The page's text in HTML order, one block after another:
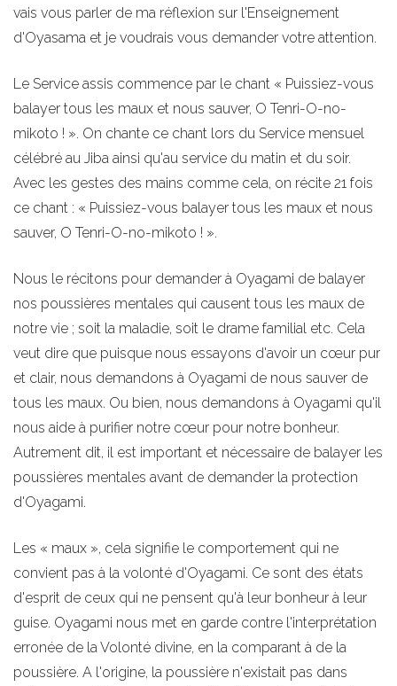
vais vous parler de ma réflexion sur l'Enseignement
d'Oyasama et je voudrais vous demander votre attention.
Le Service assis commence par le chant « Puissiez-vous
balayer tous les maux et nous sauver, O Tenri-O-no-
mikoto ! ». On chante ce chant lors du Service mensuel
célébré au Jiba ainsi qu'au service du matin et du soir.
Avec les gestes des mains comme cela, on récite 21 fois
ce chant : « Puissiez-vous balayer tous les maux et nous
sauver, O Tenri-O-no-mikoto ! ».
Nous le récitons pour demander à Oyagami de balayer
nos poussières mentales qui causent tous les maux de
notre vie ; soit la maladie, soit le drame familial etc. Cela
veut dire que puisque nous essayons d'avoir un cœur pur
et clair, nous demandons à Oyagami de nous sauver de
tous les maux. Ou bien, nous demandons à Oyagami qu'il
nous aide à purifier notre cœur pour notre bonheur.
Autrement dit, il est important et nécessaire de balayer les
poussières mentales avant de demander la protection
d'Oyagami.
Les « maux », cela signifie le comportement qui ne
convient pas à la volonté d'Oyagami. Ce sont des états
d'esprit de ceux qui ne pensent qu'à leur bonheur à leur
guise. Oyagami nous met en garde contre l'interprétation
erronée de la Volonté divine, en la comparant à de la
poussière. A l'origine, la poussière n'existait pas dans